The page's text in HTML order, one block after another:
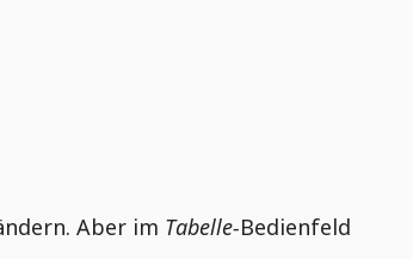
Aber im Tabelle-Bedienfeld